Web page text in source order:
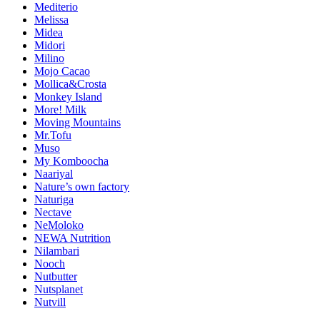
Mediterio
Melissa
Midea
Midori
Milino
Mojo Cacao
Mollica&Crosta
Monkey Island
More! Milk
Moving Mountains
Mr.Tofu
Muso
My Komboocha
Naariyal
Nature’s own factory
Naturiga
Nectave
NeMoloko
NEWA Nutrition
Nilambari
Nooch
Nutbutter
Nutsplanet
Nutvill